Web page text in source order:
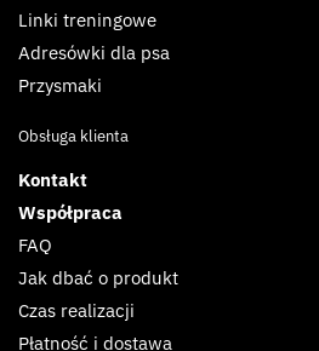
Linki treningowe
Adresówki dla psa
Przysmaki
Obsługa klienta
Kontakt
Współpraca
FAQ
Jak dbać o produkt
Czas realizacji
Płatność i dostawa